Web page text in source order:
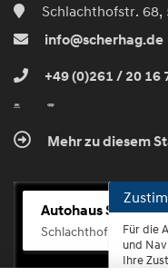
Schlachthofstr. 68,
info@scherhag.de
+49 (0)261 / 20 16
Mehr zu diesem
Autohaus Scherhag
Schlachthofstr. 68,
Für die
und
Ihre